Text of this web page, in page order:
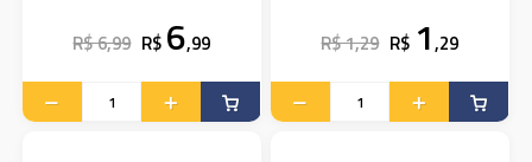
R$ 6,99 R$ 6,99 R$ 1,29 R$ 1,29